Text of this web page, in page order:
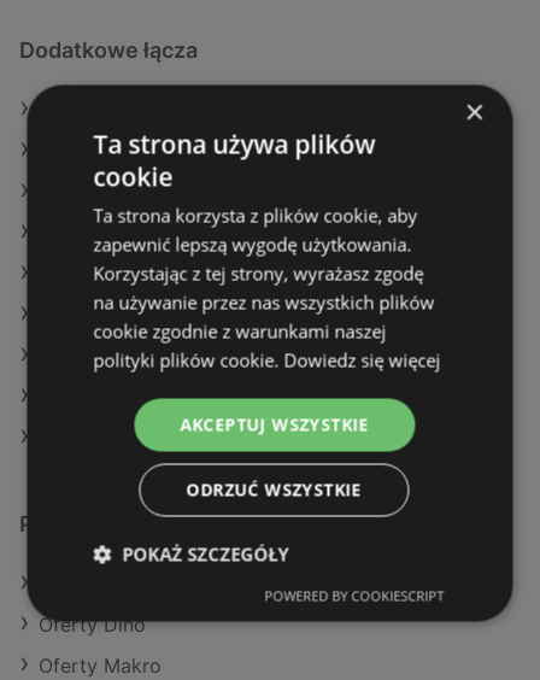
Dodatkowe łącza
Oferty Makro
Oferty SPAR
Aktualne gazetki E.Leclerc
Aktualne gazetki Gram Market
Aktualne gazetki Biedronka
Aktualne gazetki Makro
Aktualne gazetki Action
Sklepy Żabka w Międzyzdroje
Podobne sklepy detaliczne
Oferty Dino
Oferty Makro
×
Ta strona używa plików
cookie
Ta strona korzysta z plików cookie, aby
zapewnić lepszą wygodę użytkowania.
Korzystając z tej strony, wyrażasz zgodę
na używanie przez nas wszystkich plików
cookie zgodnie z warunkami naszej
polityki plików cookie. Dowiedz się więcej
AKCEPTUJ WSZYSTKIE
ODRZUĆ WSZYSTKIE
POKAŻ SZCZEGÓŁY
POWERED BY COOKIESCRIPT